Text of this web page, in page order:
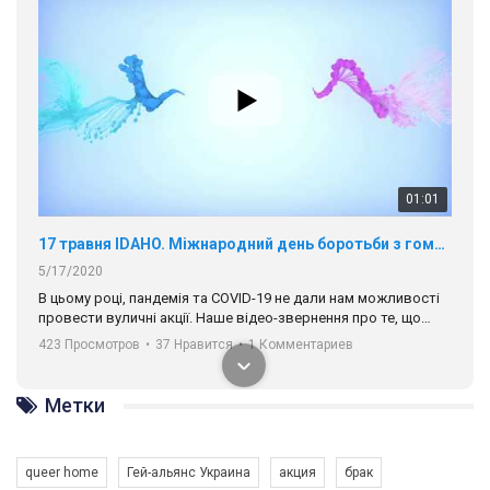
01:01
17 травня IDAHO. Міжнародний день боротьби з гомофобією трансфобією і біфобія.
5/17/2020
В цьому році, пандемія та COVІD-19 не дали нам можливості
провести вуличні акції. Наше відео-звернення про те, що
навіть коли ми у різних містах та не можемо зустрінеться, ми
разом. Ми закликаємо всіх хто поділяє цінності рівності та
солідарності, приєднатися до нас. Регіональні підрозділи
ГАУ є в 16 областях України.
Разом наш голос лунає гучніше!
423 Просмотров • 37 Нравится • 1 Комментариев
Метки
queer home Гей-альянс Украина акция брак